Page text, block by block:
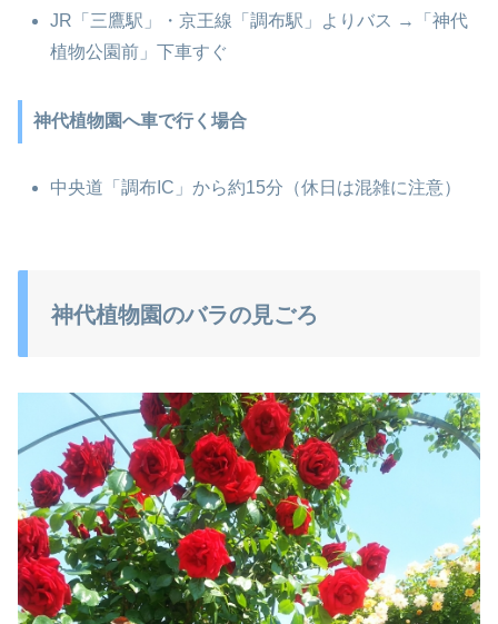
JR「三鷹駅」・京王線「調布駅」よりバス →「神代
植物公園前」下車すぐ
神代植物園へ車で行く場合
中央道「調布IC」から約15分（休日は混雑に注意）
神代植物園のバラの見ごろ